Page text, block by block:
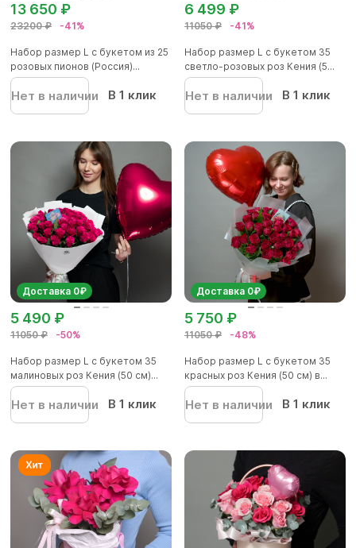
23200 ₽ -41%
13 650 ₽
Набор размер L с букетом из 25
розовых пионов (Россия)...
Нет в наличии В 1 клик
11050 ₽ -41%
6 499 ₽
Набор размер L с букетом 35
светло-розовых роз Кения (5...
Нет в наличии В 1 клик
Доставка 0₽
11050 ₽ -50%
5 490 ₽
Набор размер L с букетом 35
малиновых роз Кения (50 см)...
Нет в наличии В 1 клик
Доставка 0₽
11050 ₽ -48%
5 750 ₽
Набор размер L с букетом 35
красных роз Кения (50 см) в...
Нет в наличии В 1 клик